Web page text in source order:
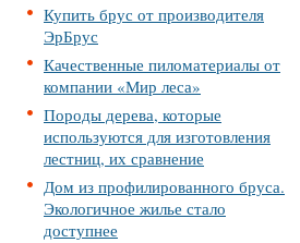
Купить брус от производителя
ЭрБрус
Качественные пиломатериалы от
компании «Мир леса»
Породы дерева, которые
используются для изготовления
лестниц, их сравнение
Дом из профилированного бруса.
Экологичное жилье стало
доступнее